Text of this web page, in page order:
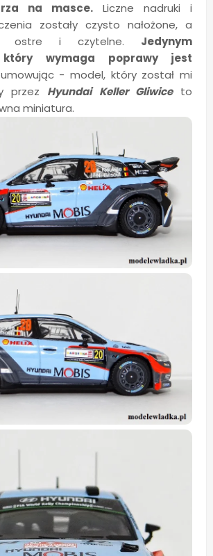
na masce. Liczne nadruki i
zostały czysto nałożone, a
ostre i czytelne. Jedynym
który wymaga poprawy jest
- model, który został mi
przez Hyundai Keller Gliwiceto
miniatura.